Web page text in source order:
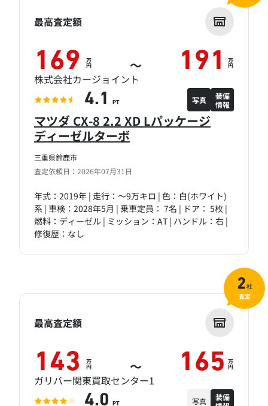
三重県鈴鹿市
査定依頼日：2026年07月31日
マツダ CX-8 2.2 XD Lパッケージ
ディーゼルターボ
年式：2019年 | 走行：～9万キロ | 色：白(ホワイト)
系 | 車検：2028年5月 | 乗車定員： 7名 | ドア： 5枚 |
燃料：ディーゼル | ミッション：AT | ハンドル：右 |
修復歴：なし
最高査定額
169 万
円 ～ 191 万
円
株式会社カージョイント
4.1 PT 写真
装備
情報
最高査定額
143 万
円 ～ 165 万
円
ガリバー関東買取センター1
4.0 PT 写真
装備
2社
査定